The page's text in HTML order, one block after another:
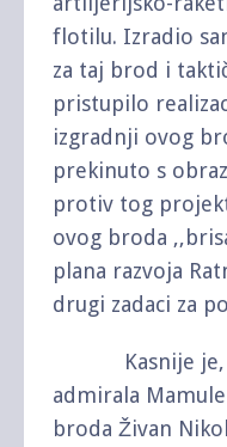
flotilu. Izradio
za taj brod i
pristupilo
izgradnji ovog
prekinuto s
protiv tog
ovog broda
plana razvoja
drugi zadaci za
Kasnije je,
admirala
broda Živan